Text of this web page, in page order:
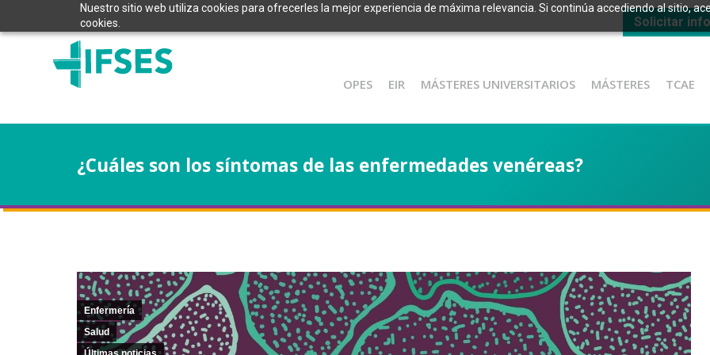
Nuestro sitio web utiliza cookies para ofrecerles la mejor experiencia de máxima relevancia. Si continúa accediendo al sitio,
cookies.
Solicitar
OPES EIR MÁSTERES UNIVERSITARIOS MÁSTERES TCAE
¿Cuáles son los síntomas de las enfermedades venéreas?
Enfermería
Salud